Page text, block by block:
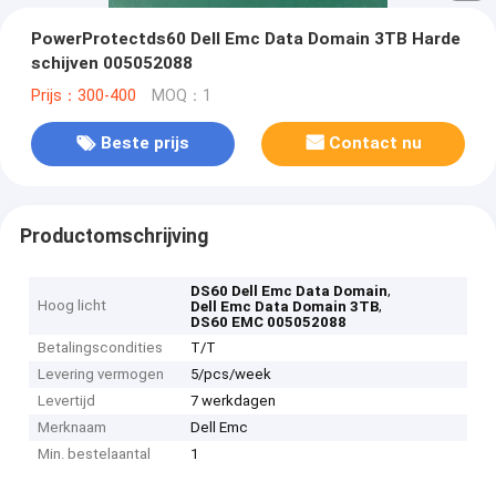
PowerProtectds60 Dell Emc Data Domain 3TB Harde
schijven 005052088
Prijs：300-400 MOQ：1
Beste prijs Contact nu
Productomschrijving
Hoog licht
DS60 Dell Emc Data Domain,
Dell Emc Data Domain 3TB,
DS60 EMC 005052088
Betalingscondities
T/T
Levering vermogen
5/pcs/week
Levertijd
7 werkdagen
Merknaam
Dell Emc
Min. bestelaantal
1